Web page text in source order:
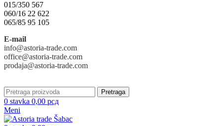
015/350 567
060/16 22 622
065/85 95 105
E-mail
info@astoria-trade.com
office@astoria-trade.com
prodaja@astoria-trade.com
Pretraga
0 stavka 0,00 рсд
Meni